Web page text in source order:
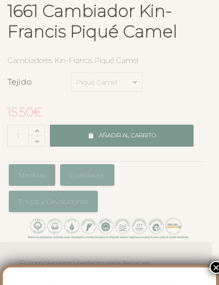
1661 Cambiador Kin-
Francis Piqué Camel
Cambiadores Kin-Francis Piqué Camel
Tejido
15.50€
AÑADIR AL CARRITO
Medidas Cualidades
Envíos y Devoluciones
El complemento perfecto para llevar en
×